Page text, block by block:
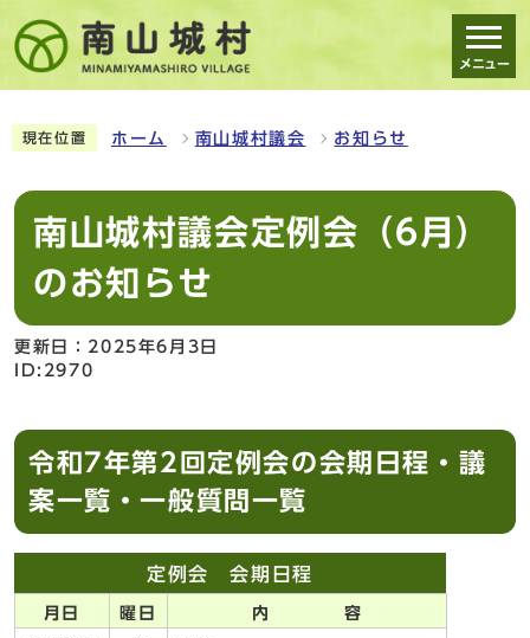
メニュー
現在位置 ホーム 南山城村議会 お知らせ
南山城村議会定例会（6月）
のお知らせ
更新日：2025年6月3日
ID:2970
令和7年第2回定例会の会期日程・議
案一覧・一般質問一覧
定例会 会期日程
月日 曜日 内 容